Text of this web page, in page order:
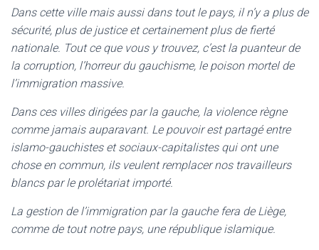
Dans cette ville mais aussi dans tout le pays, il n’y a plus de
sécurité, plus de justice et certainement plus de fierté
nationale. Tout ce que vous y trouvez, c’est la puanteur de
la corruption, l’horreur du gauchisme, le poison mortel de
l’immigration massive.
Dans ces villes dirigées par la gauche, la violence règne
comme jamais auparavant. Le pouvoir est partagé entre
islamo-gauchistes et sociaux-capitalistes qui ont une
chose en commun, ils veulent remplacer nos travailleurs
blancs par le prolétariat importé.
La gestion de l’immigration par la gauche fera de Liège,
comme de tout notre pays, une république islamique.